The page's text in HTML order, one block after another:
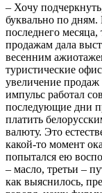
– Хочу
буквально по дням.
последнего
продажам дала
весенним
туристические
увеличение продаж
импульс работал
последующие дни
платить
валюту. Это
какой-то момент
попытался ею
– масло, третьи –
как выяснилось,